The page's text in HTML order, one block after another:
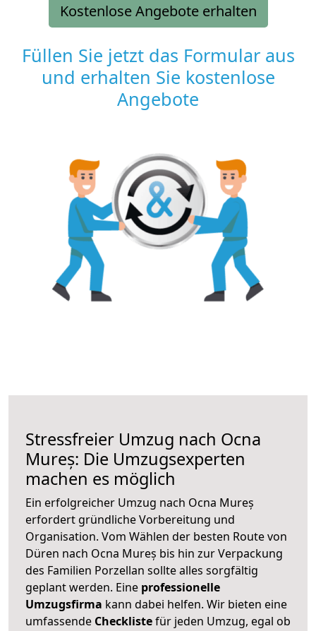
Kostenlose Angebote erhalten
Füllen Sie jetzt das Formular aus
und erhalten Sie kostenlose
Angebote
Stressfreier Umzug nach Ocna
Mureș: Die Umzugsexperten
machen es möglich
Ein erfolgreicher Umzug nach Ocna Mureș
erfordert gründliche Vorbereitung und
Organisation. Vom Wählen der besten Route von
Düren nach Ocna Mureș bis hin zur Verpackung
des Familien Porzellan sollte alles sorgfältig
geplant werden. Eine professionelle
Umzugsfirma kann dabei helfen. Wir bieten eine
umfassende Checklistefür jeden Umzug, egal ob